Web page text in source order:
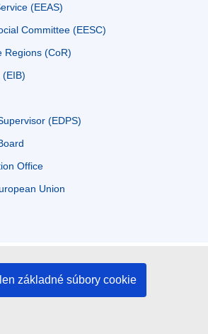
základné súbory cookie
(EEAS)
Committee (EESC)
Regions (CoR)
(EDPS)
Office
Union